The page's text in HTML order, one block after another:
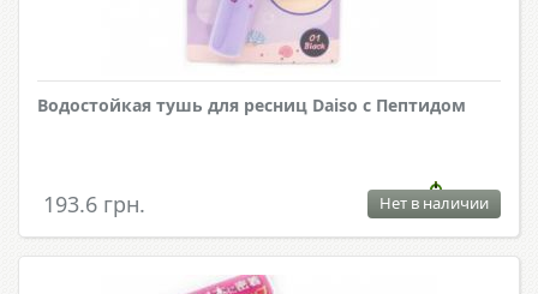
Водостойкая тушь для ресниц Daiso с Пептидом
193.6 грн. Нет в наличии